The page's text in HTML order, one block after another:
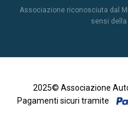
Associazione riconosciuta dal
sensi
2025© Associazione
Pagamenti sicuri tramite